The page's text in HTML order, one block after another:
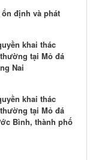
định và phát
khai thác
tại Mỏ đá
Nai
khai thác
tại Mỏ đá
Bình, thành phố